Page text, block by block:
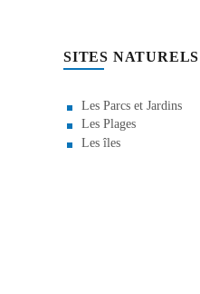
SITES NATURELS
Les Parcs et Jardins
Les Plages
Les îles